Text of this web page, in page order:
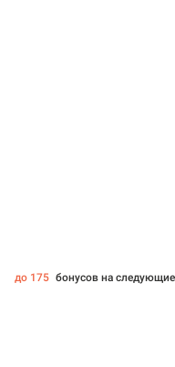
до 175 бонусов на